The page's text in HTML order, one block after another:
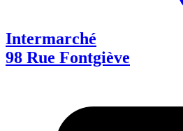
Intermarché
98 Rue Fontgiève